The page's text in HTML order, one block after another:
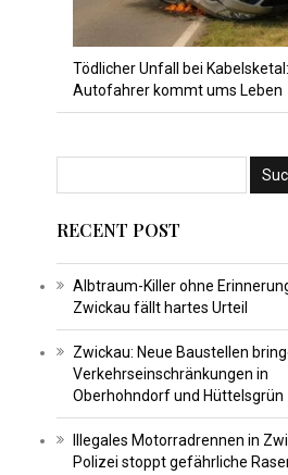
Tödlicher Unfall bei Kabelsketal:
Autofahrer kommt ums Leben
RECENT POST
Albtraum-Killer ohne
Zwickau fällt hartes Urteil
Zwickau: Neue Baustellen
Verkehrseinschränkungen in
Oberhohndorf und Hüttelsgrün
Illegales Motorradrennen in
Polizei stoppt gefährliche